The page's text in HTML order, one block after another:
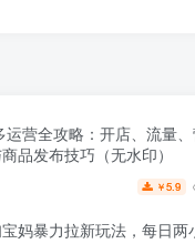
运营全攻略：开店、流量
品发布技巧（无水印）
￥5.9
妈暴力拉新玩法，每日两